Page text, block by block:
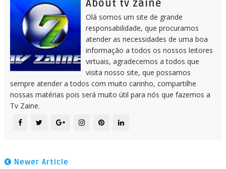
About tv zaine
Olá somos um site de grande
responsabilidade, que procuramos
atender as necessidades de uma boa
informação a todos os nossos leitores
virtuais, agradecemos a todos que
visita nosso site, que possamos
sempre atender a todos com muito carinho, compartilhe
nossas matérias pois será muito útil para nós que fazemos a
Tv Zaine.
Newer Article